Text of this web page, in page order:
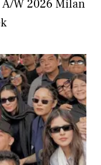
A/W 2026 Milan